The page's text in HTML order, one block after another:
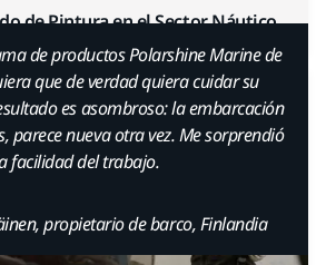
de productos Polarshine Marine de
que de verdad quiera cuidar su
es asombroso: la embarcación
parece nueva otra vez. Me sorprendió
facilidad del trabajo.
propietario de barco, Finlandia
de Pintura en el Sector Náutico